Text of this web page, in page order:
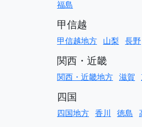
福島
甲信越
甲信越地方 山梨 長野
関西・近畿
関西・近畿地方 滋賀
四国
四国地方 香川 徳島